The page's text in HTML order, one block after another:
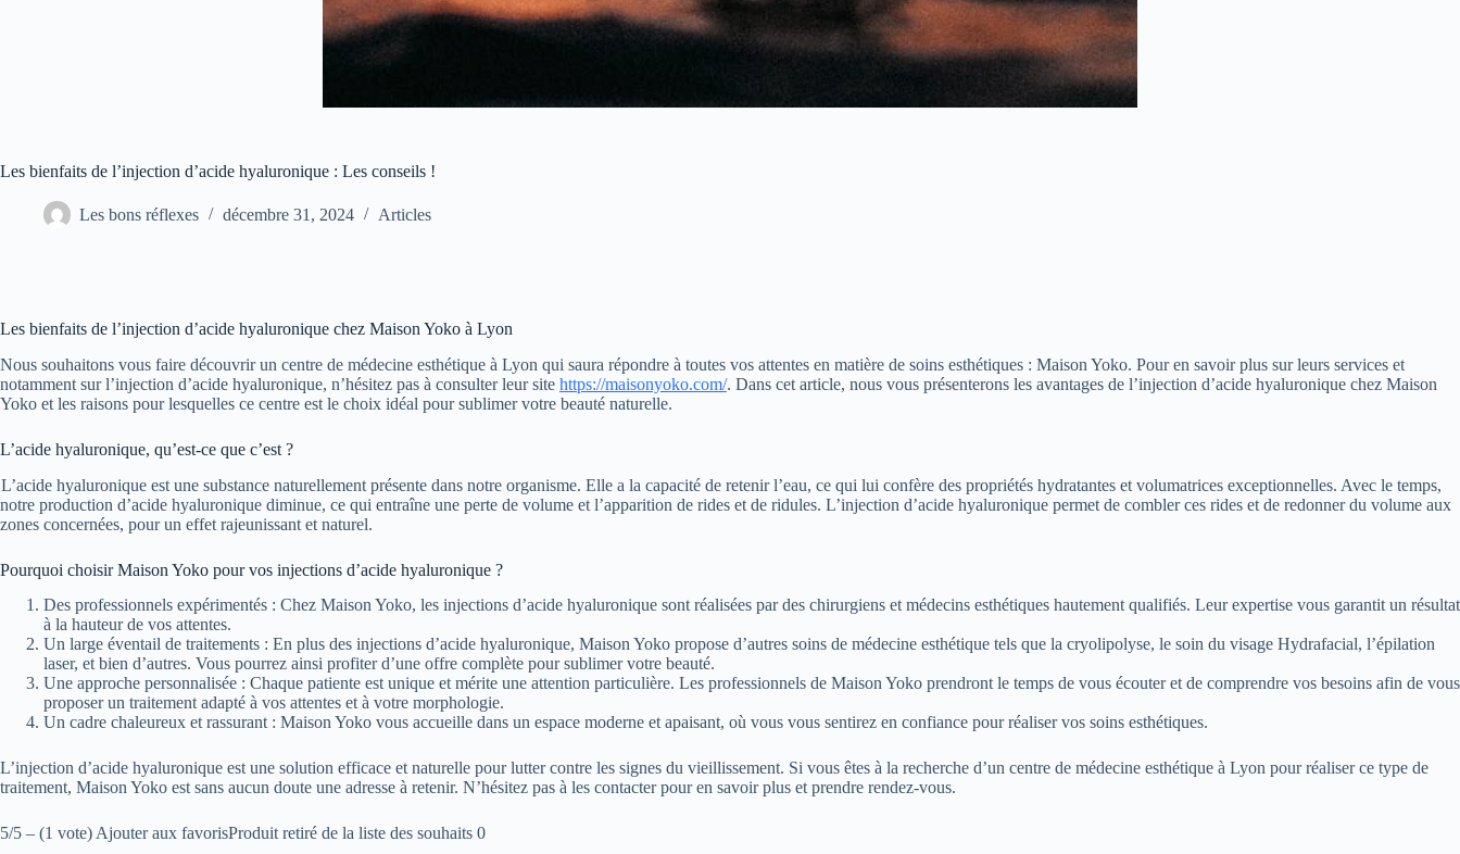
Les bienfaits de l’injection d’acide hyaluronique : Les conseils !
Les bons réflexes décembre 31, 2024 Articles
Les bienfaits de l’injection d’acide hyaluronique chez Maison Yoko à Lyon
Nous souhaitons vous faire découvrir un centre de médecine esthétique à Lyon qui saura répondre à toutes vos attentes en matière de soins esthétiques : Maison Yoko. Pour en savoir plus sur leurs services et
notamment sur l’injection d’acide hyaluronique, n’hésitez pas à consulter leur site https://maisonyoko.com/. Dans cet article, nous vous présenterons les avantages de l’injection d’acide hyaluronique chez Maison
Yoko et les raisons pour lesquelles ce centre est le choix idéal pour sublimer votre beauté naturelle.
L’acide hyaluronique, qu’est-ce que c’est ?
L’acide hyaluronique est une substance naturellement présente dans notre organisme. Elle a la capacité de retenir l’eau, ce qui lui confère des propriétés hydratantes et volumatrices exceptionnelles. Avec le temps,
notre production d’acide hyaluronique diminue, ce qui entraîne une perte de volume et l’apparition de rides et de ridules. L’injection d’acide hyaluronique permet de combler ces rides et de redonner du volume aux
zones concernées, pour un effet rajeunissant et naturel.
Pourquoi choisir Maison Yoko pour vos injections d’acide hyaluronique ?
Des professionnels expérimentés : Chez Maison Yoko, les injections d’acide hyaluronique sont réalisées par des chirurgiens et médecins esthétiques hautement qualifiés. Leur expertise vous garantit un résultat
à la hauteur de vos attentes.
Un large éventail de traitements : En plus des injections d’acide hyaluronique, Maison Yoko propose d’autres soins de médecine esthétique tels que la cryolipolyse, le soin du visage Hydrafacial, l’épilation
laser, et bien d’autres. Vous pourrez ainsi profiter d’une offre complète pour sublimer votre beauté.
Une approche personnalisée : Chaque patiente est unique et mérite une attention particulière. Les professionnels de Maison Yoko prendront le temps de vous écouter et de comprendre vos besoins afin de vous
proposer un traitement adapté à vos attentes et à votre morphologie.
Un cadre chaleureux et rassurant : Maison Yoko vous accueille dans un espace moderne et apaisant, où vous vous sentirez en confiance pour réaliser vos soins esthétiques.
L’injection d’acide hyaluronique est une solution efficace et naturelle pour lutter contre les signes du vieillissement. Si vous êtes à la recherche d’un centre de médecine esthétique à Lyon pour réaliser ce type de
traitement, Maison Yoko est sans aucun doute une adresse à retenir. N’hésitez pas à les contacter pour en savoir plus et prendre rendez-vous.
5/5 – (1 vote) Ajouter aux favorisProduit retiré de la liste des souhaits 0